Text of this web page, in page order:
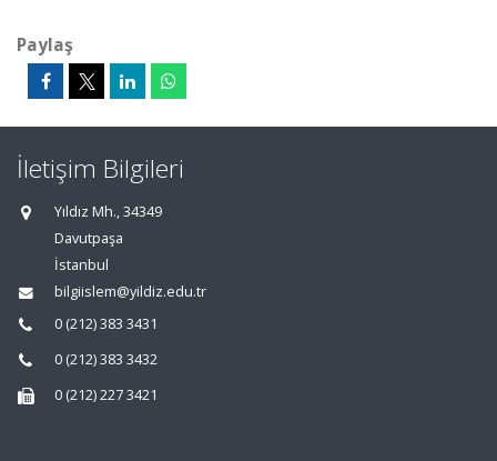
Paylaş
İletişim Bilgileri
Yıldız Mh., 34349
Davutpaşa
İstanbul
bilgiislem@yildiz.edu.tr
0 (212) 383 3431
0 (212) 383 3432
0 (212) 227 3421